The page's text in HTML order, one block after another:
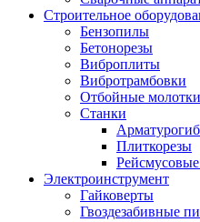
Строительное
Бензопилы
Бетонорезы
Виброплиты
Вибротрамбовки
Отбойные молотки
Станки
Плиткорезы
Электроинструмент
Гайковерты
Гвоздезабивные